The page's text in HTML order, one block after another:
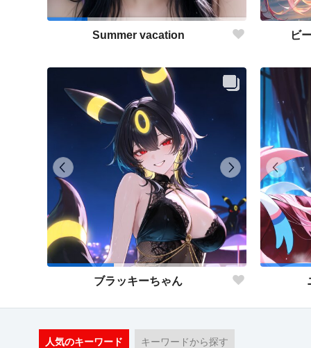
Summer vacation ビ
ブラッキーちゃん
人気のキーワード キーワードから探す